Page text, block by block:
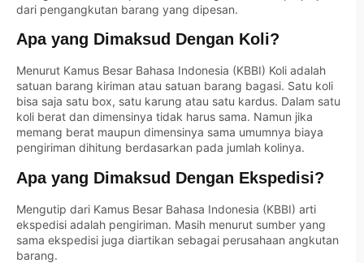
dari pengangkutan barang yang dipesan.
Apa yang Dimaksud Dengan Koli?
Menurut Kamus Besar Bahasa Indonesia (KBBI) Koli adalah
satuan barang kiriman atau satuan barang bagasi. Satu koli
bisa saja satu box, satu karung atau satu kardus. Dalam satu
koli berat dan dimensinya tidak harus sama. Namun jika
memang berat maupun dimensinya sama umumnya biaya
pengiriman dihitung berdasarkan pada jumlah kolinya.
Apa yang Dimaksud Dengan Ekspedisi?
Mengutip dari Kamus Besar Bahasa Indonesia (KBBI) arti
ekspedisi adalah pengiriman. Masih menurut sumber yang
sama ekspedisi juga diartikan sebagai perusahaan angkutan
barang.